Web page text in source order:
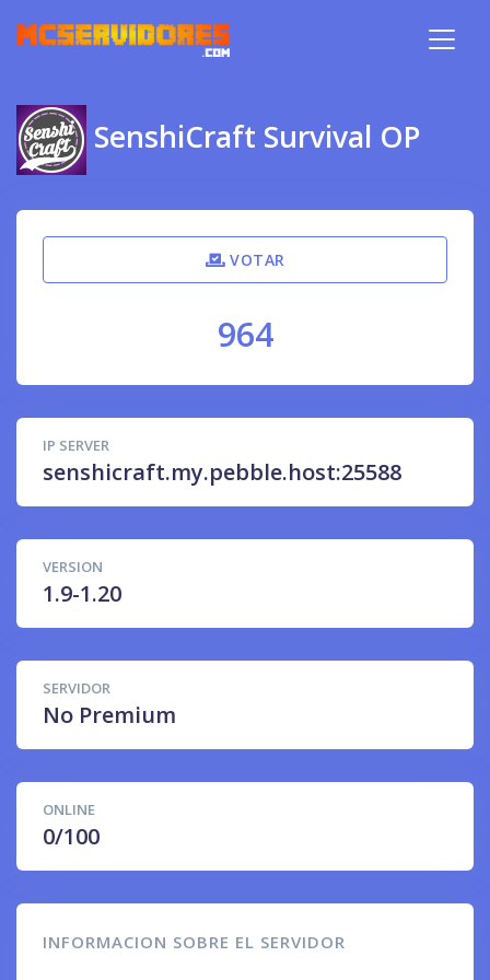
SenshiCraft Survival OP
IP SERVER
senshicraft.my.pebble.host:25588
VERSION
1.9-1.20
SERVIDOR
No Premium
ONLINE
0/100
VOTAR
964
INFORMACION SOBRE EL SERVIDOR